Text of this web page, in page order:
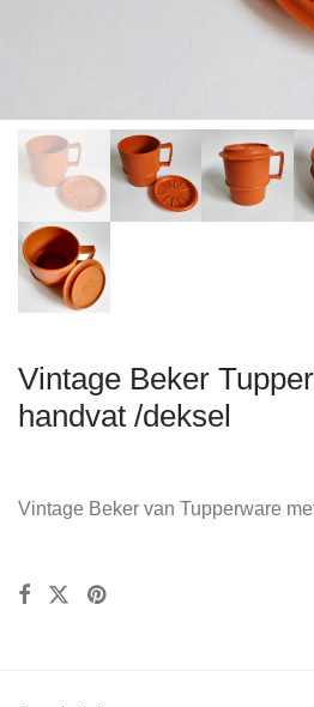
Vintage Beker
handvat /deksel
Vintage Beker van Tupperware